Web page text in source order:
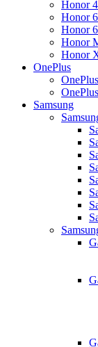
Honor
Honor
Honor
Honor
Honor
OnePlus
Samsung